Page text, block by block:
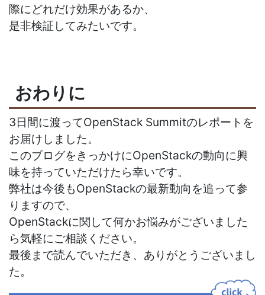
際にどれだけ効果があるか、
是非検証してみたいです。
おわりに
3日間に渡ってOpenStack Summitのレポートを
お届けしました。
このブログをきっかけにOpenStackの動向に興
味を持っていただけたら幸いです。
弊社は今後もOpenStackの最新動向を追って参
りますので、
OpenStackに関して何かお悩みがございました
ら気軽にご相談ください。
最後まで読んでいただき、ありがとうございまし
た。